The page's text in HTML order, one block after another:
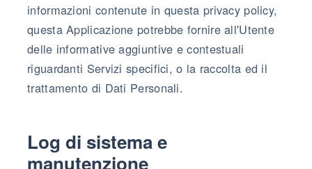
informazioni contenute in questa privacy policy,
questa Applicazione potrebbe fornire all'Utente
delle informative aggiuntive e contestuali
riguardanti Servizi specifici, o la raccolta ed il
trattamento di Dati Personali.
Log di sistema e
manutenzione